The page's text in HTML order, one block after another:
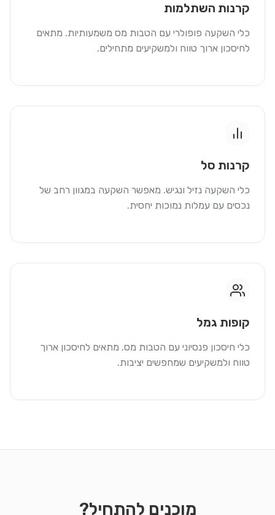
קרנות השתלמות
כלי השקעה פופולרי עם הטבות מס משמעותיות. מתאים
לחיסכון ארוך טווח ולמשקיעים מתחילים.
קרנות סל
כלי השקעה נזיל ונגיש. מאפשר השקעה במגוון רחב של
נכסים עם עמלות נמוכות יחסית.
קופות גמל
כלי חיסכון פנסיוני עם הטבות מס. מתאים לחיסכון ארוך
טווח ולמשקיעים שמחפשים יציבות.
מוכנים להתחיל?